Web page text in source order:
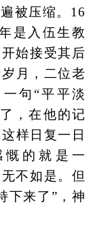
被压缩。16
是入伍生教
始接受其后
月，二位老
句“平平淡
，在他的记
样日复一日
的就是一
不如是。但
下来了”，神